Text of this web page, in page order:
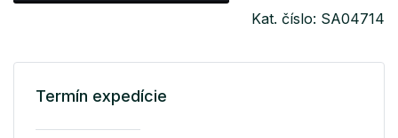
Kat. číslo: SA04714
Termín expedície